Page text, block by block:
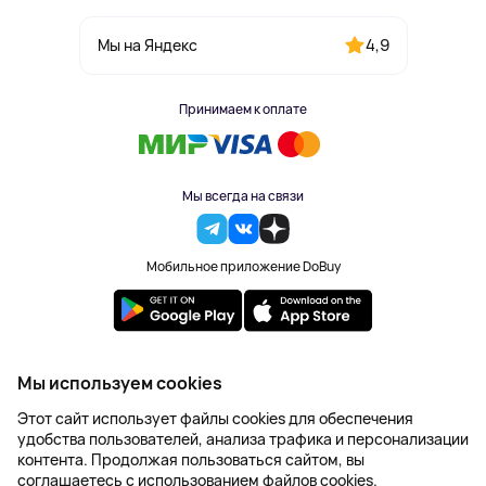
Мы на Яндекс 4,9
Принимаем к оплате
Мы всегда на связи
Мобильное приложение DoBuy
2023-2026 © DoBuy. Все права защищены
Правила обработки персональных данных
Пользовательское соглашение
Оферта
Создание сайта – NetLab
Мы используем cookies
Этот сайт использует файлы cookies для обеспечения
удобства пользователей, анализа трафика и персонализации
контента. Продолжая пользоваться сайтом, вы
соглашаетесь с использованием файлов cookies.